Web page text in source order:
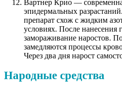
Вартнер Крио —
эпидермальных
препарат схож с жидким
условиях. После нанесения
замораживание наростов.
замедляются процессы
Через два дня нарост
Народные средства